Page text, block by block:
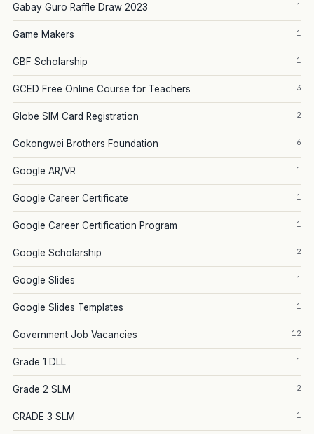
Gabay Guro Raffle Draw 2023 1
Game Makers 1
GBF Scholarship 1
GCED Free Online Course for Teachers 3
Globe SIM Card Registration 2
Gokongwei Brothers Foundation 6
Google AR/VR 1
Google Career Certificate 1
Google Career Certification Program 1
Google Scholarship 2
Google Slides 1
Google Slides Templates 1
Government Job Vacancies 12
Grade 1 DLL 1
Grade 2 SLM 2
GRADE 3 SLM 1